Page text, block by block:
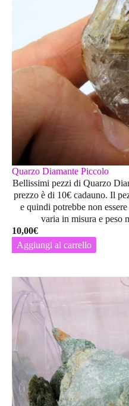
Quarzo Diamante Piccolo
Bellissimi pezzi di Quarzo
prezzo è di 10€ cadauno. Il
e quindi potrebbe non
varia in misura e peso
10,00€
Aggiungi al carrello